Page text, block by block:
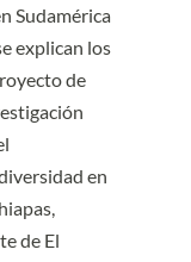
Sudamérica
explican los
de
en
de El